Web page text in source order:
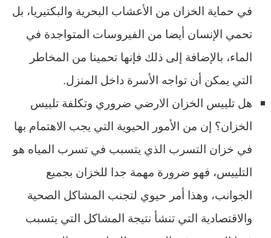
في حماية الخزان من الأعشاب البحرية والبكتيريا، بل
تحمي الإنسان أيضا من الفيروسات المتواجدة في
الماء، بالإضافة إلى ذلك فإنها تحمينا من المخاطر
التي يمكن أن تواجه الأسرة داخل المنزل.
هل تلييس الخزان الارضي ضروري وتكلفة تلييس
الخزان؟ إن من الأمور الحيوية التي يجب الاهتمام بها
في خزان التسرب الذي يتسبب في تسرب المياه هو
التلييس، فهو ضرورة مهمة جدا للخزان بجميع
الجوانب، وهذا أمر حيوي لتجنب المشاكل الصحية
والاقتصادية التي تنشأ نتيجة المشاكل التي يتسبب